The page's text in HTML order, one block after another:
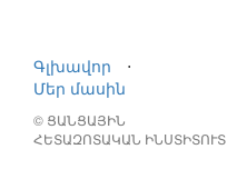
Գլխավոր
⋅
Մեր մասին
© ՑԱՆՑԱՅԻՆ
ՀԵՏԱԶՈՏԱԿԱՆ ԻՆՍՏԻՏՈՒՏ